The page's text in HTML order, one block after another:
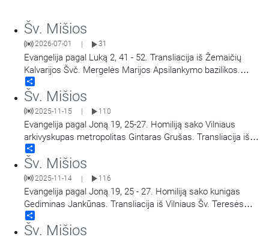
Šv. Mišios
2026-07-01 31
Evangelija pagal Luką 2, 41 - 52. Transliacija iš Žemaičių
Kalvarijos Švč. Mergelės Marijos Apsilankymo bazilikos.
Didieji Žemaičių Kalvarijos atllaidai. Šv. Mišias aukoja arkiv.
Šv. Mišios
2025-11-15 110
Evangelija pagal Joną 19, 25-27. Homiliją sako Vilniaus
arkivyskupas metropolitas Gintaras Grušas. Transliacija iš
Vilniaus Šv. Teresės bažnyčios. Aušros Vartų Švč. Mergelės
Marijos Gailestingumo Motinos atlaidai.
Šv. Mišios
2025-11-14 | 116
Evangelija pagal Joną 19, 25 - 27. Homiliją sako kunigas
Gediminas Jankūnas. Transliacija iš Vilniaus Šv. Teresės
bažnyčios. Aušros Vartų Švč. Mergelės Marijos
Gailestingumo Motinos atlaidai.
Šv. Mišios